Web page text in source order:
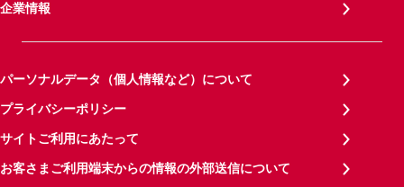
企業情報
パーソナルデータ（個人情報など）について
プライバシーポリシー
サイトご利用にあたって
お客さまご利用端末からの情報の外部送信について